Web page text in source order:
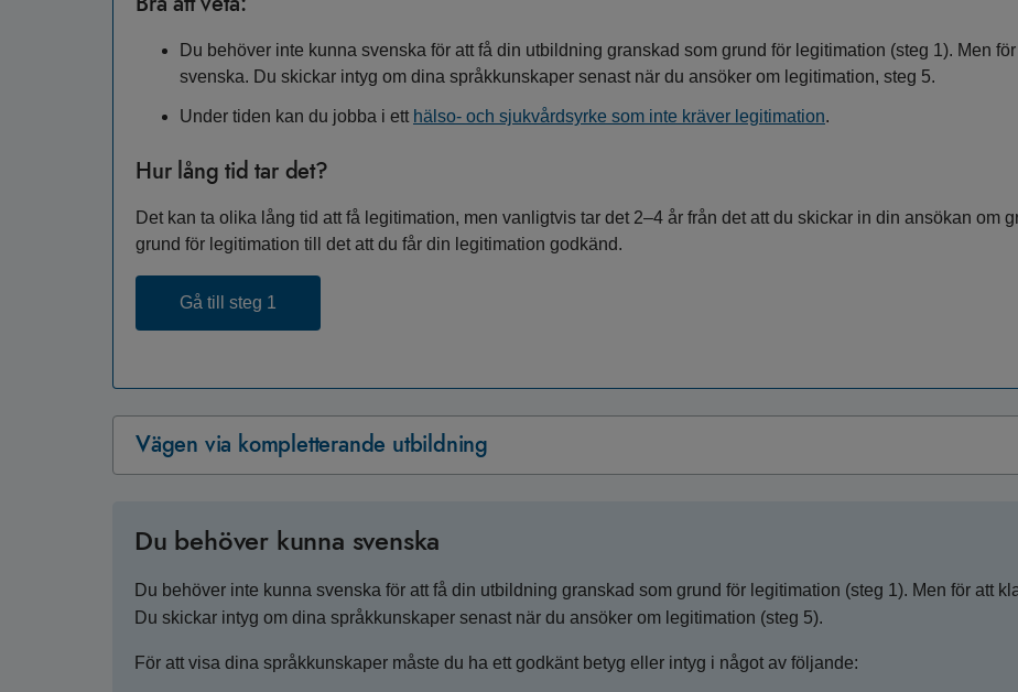
Du behöver inte kunna svenska för att få din utbildning granskad som grund för legitimation (steg 1). Men
svenska. Du skickar intyg om dina språkkunskaper senast när du ansöker om legitimation, steg 5.
Under tiden kan du jobba i ett hälso- och sjukvårdsyrke som inte kräver legitimation.
Hur lång tid tar det?
Det kan ta olika lång tid att få legitimation, men vanligtvis tar det 2–4 år från det att du skickar in din ansökan om
grund för legitimation till det att du får din legitimation godkänd.
Gå till steg 1
Vägen via kompletterande utbildning
Du behöver kunna svenska
Du behöver inte kunna svenska för att få din utbildning granskad som grund för legitimation (steg 1). Men för att
Du skickar intyg om dina språkkunskaper senast när du ansöker om legitimation (steg 5).
För att visa dina språkkunskaper måste du ha ett godkänt betyg eller intyg i något av följande: